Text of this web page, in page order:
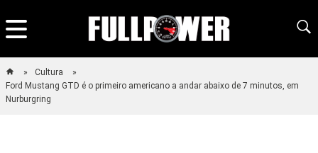
Cultura
Ford Mustang GTD é o primeiro americano a andar abaixo de 7 minutos, em
Nurburgring